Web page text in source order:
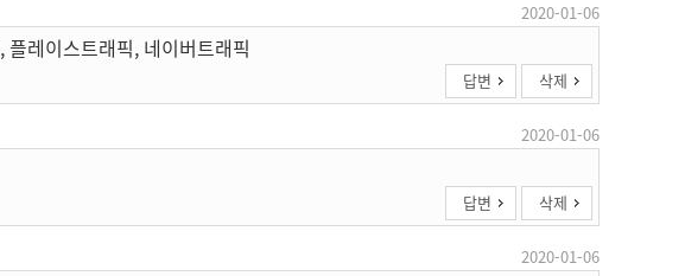
2020-01-06
레이스트래픽, 네이버트래픽
답변 삭제
2020-01-06
답변 삭제
2020-01-06